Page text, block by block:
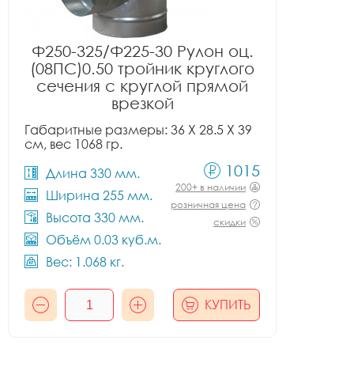
Ф250-325/Ф225-30 Рулон оц.
(08ПС)0.50 тройник круглого
сечения с круглой прямой
врезкой
Габаритные размеры: 36 X 28.5 X 39
см, вес 1068 гр.
Длина 330 мм.
Ширина 255 мм.
Высота 330 мм.
Объём 0.03 куб.м.
Вес: 1.068 кг.
1015
200+ в наличии
розничная цена
скидки
КУПИТЬ